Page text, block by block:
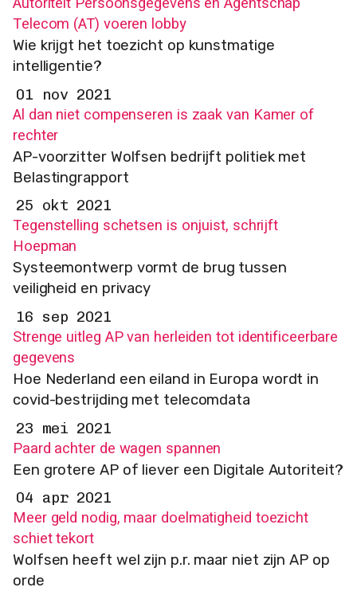
Telecom (AT) voeren lobby
Wie krijgt het toezicht op kunstmatige
intelligentie?
01 nov 2021
Al dan niet compenseren is zaak van Kamer of
rechter
AP-voorzitter Wolfsen bedrijft politiek met
Belastingrapport
25 okt 2021
Tegenstelling schetsen is onjuist, schrijft
Hoepman
Systeemontwerp vormt de brug tussen
veiligheid en privacy
16 sep 2021
Strenge uitleg AP van herleiden tot identificeerbare
gegevens
Hoe Nederland een eiland in Europa wordt in
covid-bestrijding met telecomdata
23 mei 2021
Paard achter de wagen spannen
Een grotere AP of liever een Digitale Autoriteit?
04 apr 2021
Meer geld nodig, maar doelmatigheid toezicht
schiet tekort
Wolfsen heeft wel zijn p.r. maar niet zijn AP op
orde